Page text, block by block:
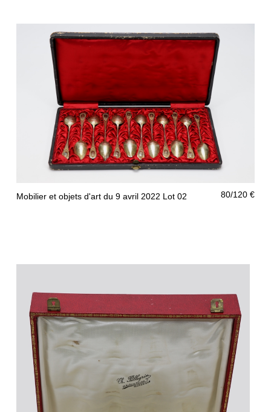
Mobilier et objets d'art du 9 avril 2022 Lot 02 80/120 €